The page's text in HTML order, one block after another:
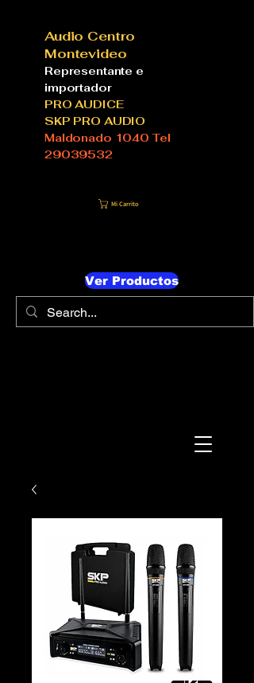
Audio Centro
Montevideo
Representante e
importador
PRO AUDICE
SKP PRO AUDIO
Maldonado 1040 Tel
29039532
Mi Carrito
Ver Productos